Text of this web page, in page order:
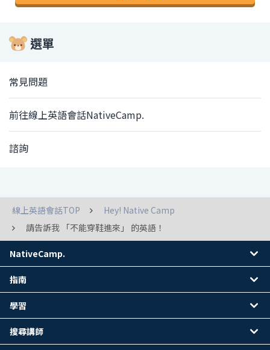
選單
常見問題
前往線上英語會話NativeCamp.
諮詢
線上英語會話TOP
Hey! Native Camp
請告訴我 「不能穿鞋進來」 的英語！
NativeCamp.
指南
學習
搜尋講師